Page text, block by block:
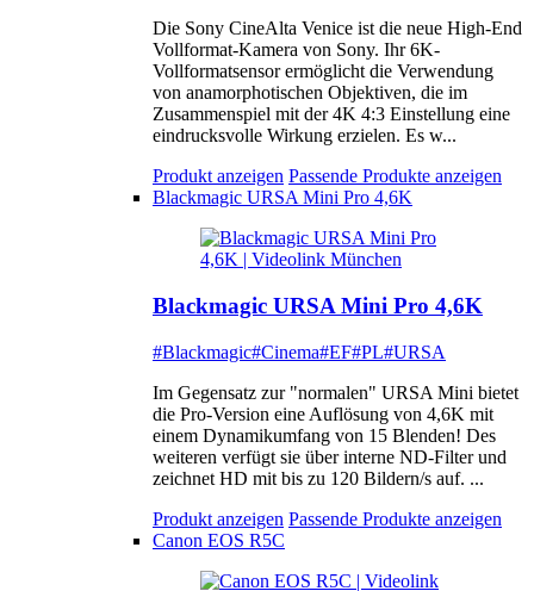
Die Sony CineAlta Venice ist die neue High-End
Vollformat-Kamera von Sony. Ihr 6K-
Vollformatsensor ermöglicht die Verwendung
von anamorphotischen Objektiven, die im
Zusammenspiel mit der 4K 4:3 Einstellung eine
eindrucksvolle Wirkung erzielen. Es w...
Produkt anzeigen Passende Produkte anzeigen
Blackmagic URSA Mini Pro 4,6K
Blackmagic URSA Mini Pro 4,6K
#Blackmagic#Cinema#EF#PL#URSA
Im Gegensatz zur "normalen" URSA Mini bietet
die Pro-Version eine Auflösung von 4,6K mit
einem Dynamikumfang von 15 Blenden! Des
weiteren verfügt sie über interne ND-Filter und
zeichnet HD mit bis zu 120 Bildern/s auf. ...
Produkt anzeigen Passende Produkte anzeigen
Canon EOS R5C